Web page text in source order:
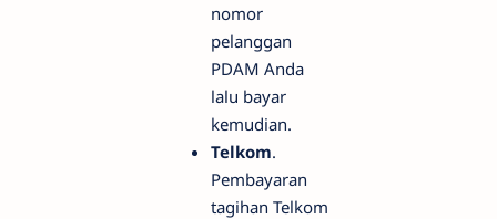
nomor
pelanggan
PDAM Anda
lalu bayar
kemudian.
Telkom.
Pembayaran
tagihan Telkom